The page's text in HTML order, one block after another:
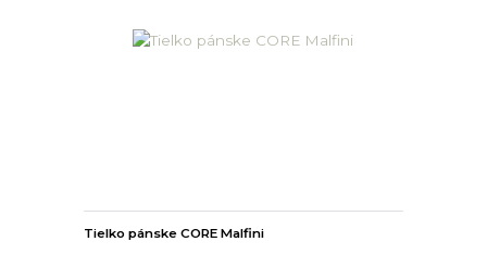
Tielko pánske CORE Malfini